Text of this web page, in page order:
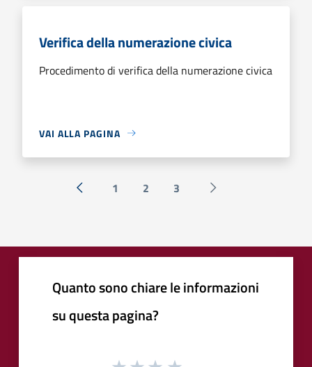
Verifica della numerazione civica
Procedimento di verifica della numerazione civica
VAI ALLA PAGINA
« Precedente
1 2 3 Successiva »
Quanto sono chiare le informazioni
su questa pagina?